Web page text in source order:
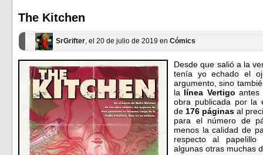
ventana
nueva)
ventana
nueva)
The Kitchen
SrGrifter, el 20 de julio de 2019 en Cómics
Desde que salió a la
tenía yo echado el
argumento, sino
la línea Vertigo
obra publicada por la
de 176 páginas al
para el número de
menos la calidad de
respecto al
algunas otras muchas